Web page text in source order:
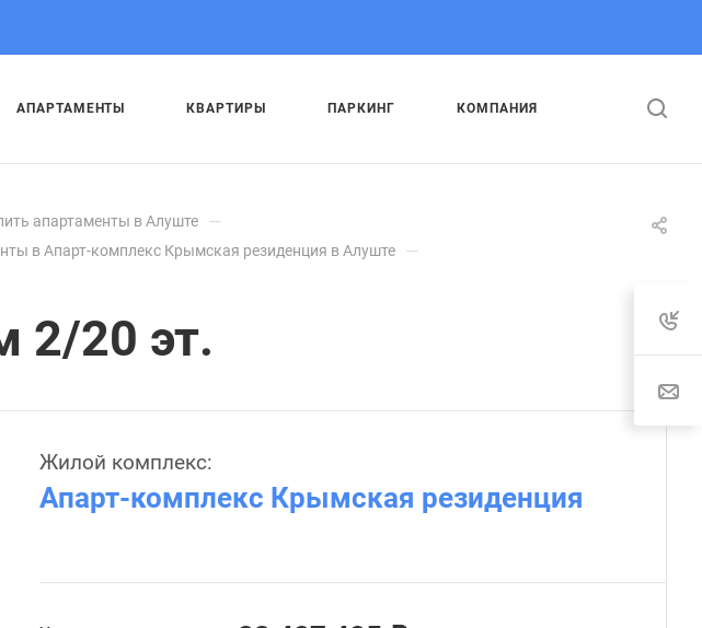
АПАРТАМЕНТЫ КВАРТИРЫ ПАРКИНГ КОМПАНИЯ
апартаменты в Алуште —
в Апарт-комплекс Крымская резиденция в Алуште —
2/20 эт.
Жилой комплекс:
Апарт-комплекс Крымская резиденция